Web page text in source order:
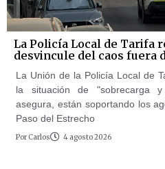
La Policía Local de Tarifa
desvincule del caos fuera
La Unión de la Policía Local de
la situación de "sobrecarga
asegura, están soportando los
Paso del Estrecho
Por Carlos 4 agosto 2026